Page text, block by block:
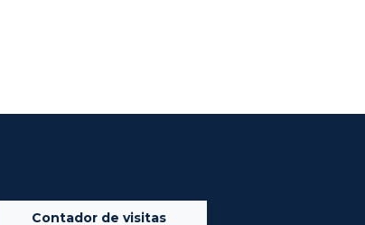
Contador de visitas